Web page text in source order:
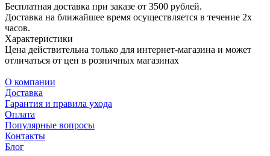
Бесплатная доставка при заказе от 3500 рублей.
Доставка на ближайшее время осуществляется в течение 2х
часов.
Характеристики
Цена действительна только для интернет-магазина и может
отличаться от цен в розничных магазинах
О компании
Доставка
Гарантия и правила ухода
Оплата
Популярные вопросы
Контакты
Блог